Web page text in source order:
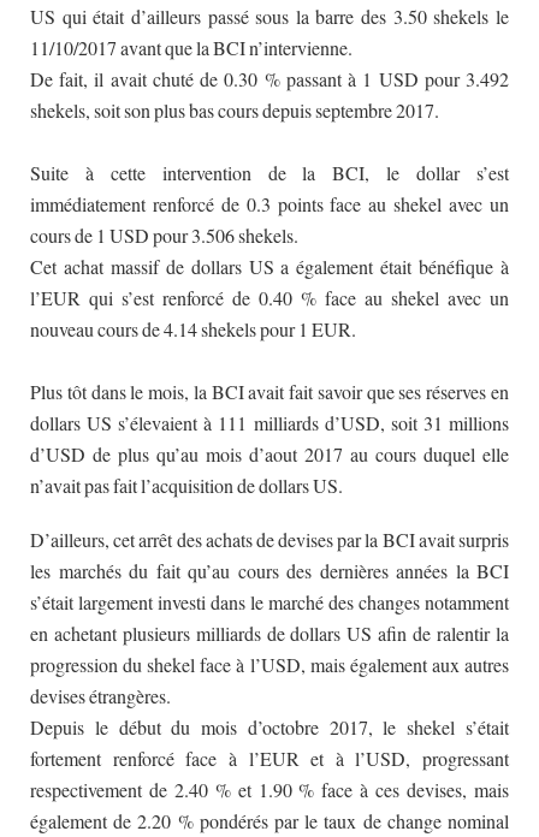
US qui était d’ailleurs passé sous la barre des 3.50 shekels le
11/10/2017 avant que la BCI n’intervienne.
De fait, il avait chuté de 0.30 % passant à 1 USD pour 3.492
shekels, soit son plus bas cours depuis septembre 2017.
Suite à cette intervention de la BCI, le dollar s’est
immédiatement renforcé de 0.3 points face au shekel avec un
cours de 1 USD pour 3.506 shekels.
Cet achat massif de dollars US a également était bénéfique à
l’EUR qui s’est renforcé de 0.40 % face au shekel avec un
nouveau cours de 4.14 shekels pour 1 EUR.
Plus tôt dans le mois, la BCI avait fait savoir que ses réserves en
dollars US s’élevaient à 111 milliards d’USD, soit 31 millions
d’USD de plus qu’au mois d’aout 2017 au cours duquel elle
n’avait pas fait l’acquisition de dollars US.
D’ailleurs, cet arrêt des achats de devises par la BCI avait surpris
les marchés du fait qu’au cours des dernières années la BCI
s’était largement investi dans le marché des changes notamment
en achetant plusieurs milliards de dollars US afin de ralentir la
progression du shekel face à l’USD, mais également aux autres
devises étrangères.
Depuis le début du mois d’octobre 2017, le shekel s’était
fortement renforcé face à l’EUR et à l’USD, progressant
respectivement de 2.40 % et 1.90 % face à ces devises, mais
également de 2.20 % pondérés par le taux de change nominal
N'attendez pas la dernière
minute !